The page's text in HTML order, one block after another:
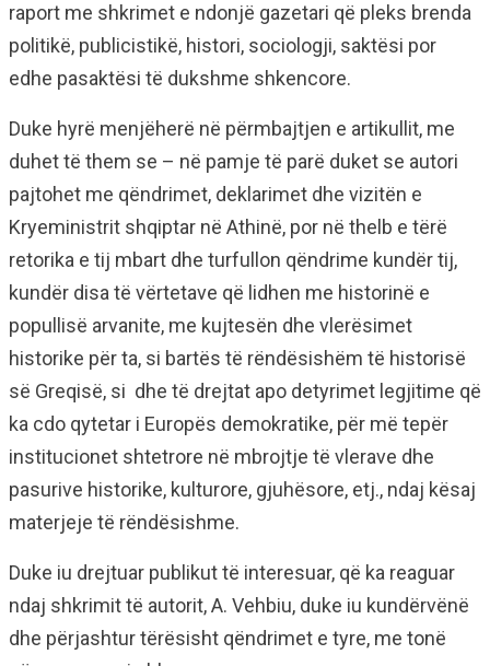
raport me shkrimet e ndonjë gazetari që pleks brenda
politikë, publicistikë, histori, sociologji, saktësi por
edhe pasaktësi të dukshme shkencore.
Duke hyrë menjëherë në përmbajtjen e artikullit, me
duhet të them se – në pamje të parë duket se autori
pajtohet me qëndrimet, deklarimet dhe vizitën e
Kryeministrit shqiptar në Athinë, por në thelb e tërë
retorika e tij mbart dhe turfullon qëndrime kundër tij,
kundër disa të vërtetave që lidhen me historinë e
popullisë arvanite, me kujtesën dhe vlerësimet
historike për ta, si bartës të rëndësishëm të historisë
së Greqisë, si dhe të drejtat apo detyrimet legjitime që
ka cdo qytetar i Europës demokratike, për më tepër
institucionet shtetrore në mbrojtje të vlerave dhe
pasurive historike, kulturore, gjuhësore, etj., ndaj kësaj
materjeje të rëndësishme.
Duke iu drejtuar publikut të interesuar, që ka reaguar
ndaj shkrimit të autorit, A. Vehbiu, duke iu kundërvënë
dhe përjashtur tërësisht qëndrimet e tyre, me tonë